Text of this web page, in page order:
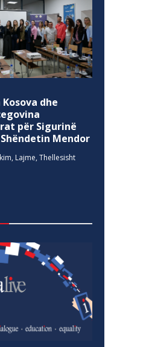
dhe
për Sigurinë
Mendor
, Lajme,Thellesisht